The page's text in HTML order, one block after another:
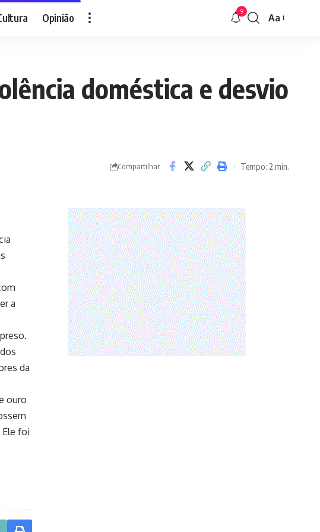
Opinião 9
Font
Aa
doméstica e desvio
Compartilhar Tempo: 2 min.
a
da
ouro
Ele foi